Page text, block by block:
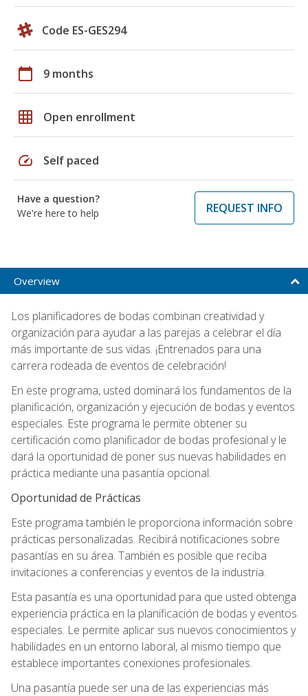
Code ES-GES294
calendar_today 9 months
grid_on Open enrollment
speed Self paced
Have a question?
We're here to help
REQUEST INFO
Overview
Los planificadores de bodas combinan creatividad y
organización para ayudar a las parejas a celebrar el día
más importante de sus vidas. ¡Entrenados para una
carrera rodeada de eventos de celebración!
En este programa, usted dominará los fundamentos de la
planificación, organización y ejecución de bodas y eventos
especiales. Este programa le permite obtener su
certificación como planificador de bodas profesional y le
dará la oportunidad de poner sus nuevas habilidades en
práctica mediante una pasantía opcional.
Oportunidad de Prácticas
Este programa también le proporciona información sobre
prácticas personalizadas. Recibirá notificaciones sobre
pasantías en su área. También es posible que reciba
invitaciones a conferencias y eventos de la industria.
Esta pasantía es una oportunidad para que usted obtenga
experiencia práctica en la planificación de bodas y eventos
especiales. Le permite aplicar sus nuevos conocimientos y
habilidades en un entorno laboral, al mismo tiempo que
establece importantes conexiones profesionales.
Una pasantía puede ser una de las experiencias más